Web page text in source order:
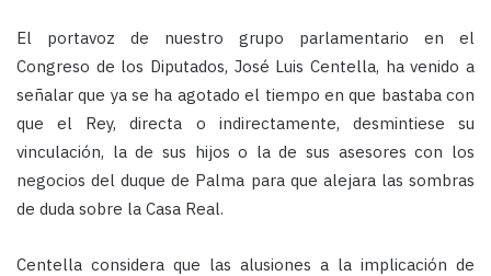
El portavoz de nuestro grupo parlamentario en el
Congreso de los Diputados, José Luis Centella, ha venido a
señalar que ya se ha agotado el tiempo en que bastaba con
que el Rey, directa o indirectamente, desmintiese su
vinculación, la de sus hijos o la de sus asesores con los
negocios del duque de Palma para que alejara las sombras
de duda sobre la Casa Real.
Centella considera que las alusiones a la implicación de